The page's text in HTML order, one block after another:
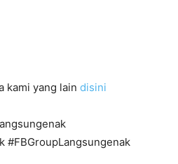
kami yang lain disini
#FBGroupLangsungenak